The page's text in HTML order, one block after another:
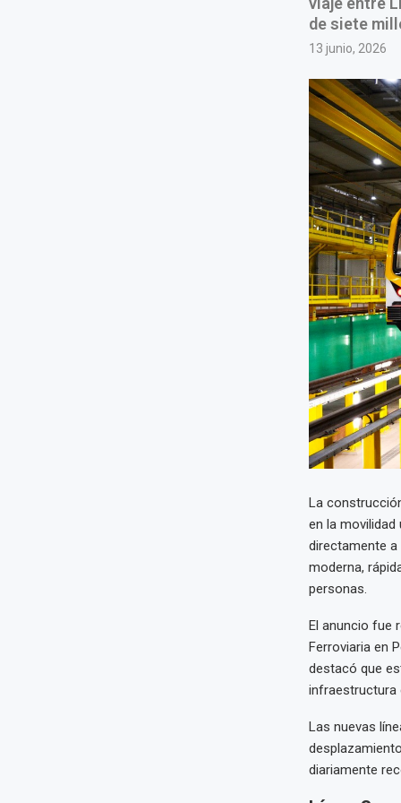
de siete
13 junio, 2026
La
en la
directamente
moderna,
personas.
El anuncio fue
Ferroviaria en
destacó que
infraestructura
Las nuevas
diariamente